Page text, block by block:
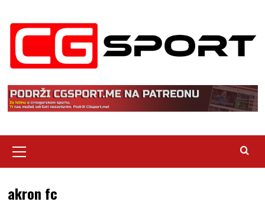
content
Menu
akron fc